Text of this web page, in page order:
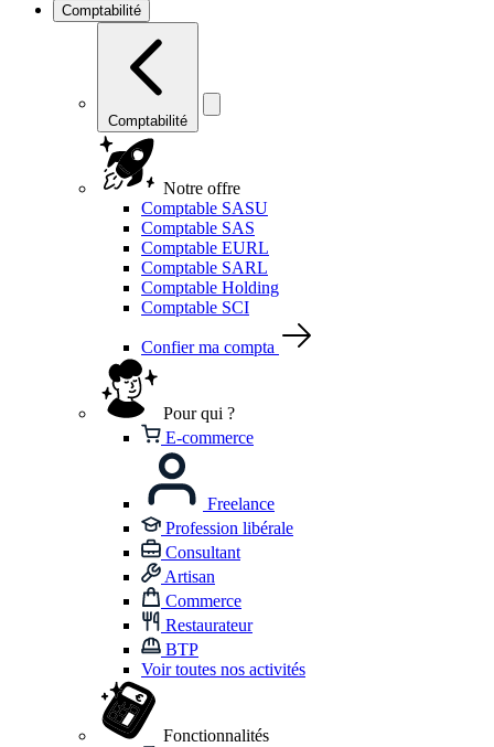
Comptabilité
Comptabilité
Notre offre
Comptable SASU
Comptable SAS
Comptable EURL
Comptable SARL
Comptable Holding
Comptable SCI
Confier ma compta
Pour qui ?
E-commerce
Freelance
Profession libérale
Consultant
Artisan
Commerce
Restaurateur
BTP
Voir toutes nos activités
Fonctionnalités